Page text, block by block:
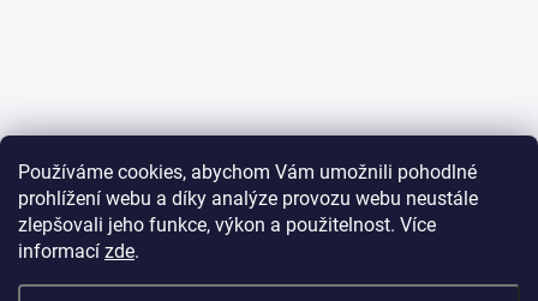
Používáme cookies, abychom Vám umožnili pohodlné
prohlížení webu a díky analýze provozu webu neustále
zlepšovali jeho funkce, výkon a použitelnost. Více
informací zde.